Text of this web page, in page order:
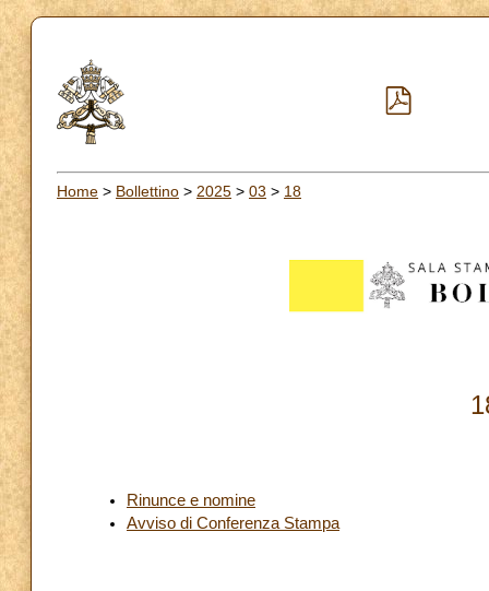
Home > Bollettino > 2025 > 03 > 18
Rinunce e nomine
Avviso di Conferenza Stampa